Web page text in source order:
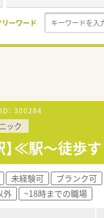
リーワード
： 300284
ック
】≪駅～徒歩
未経験可 ブランク可
外 ~18時までの職場